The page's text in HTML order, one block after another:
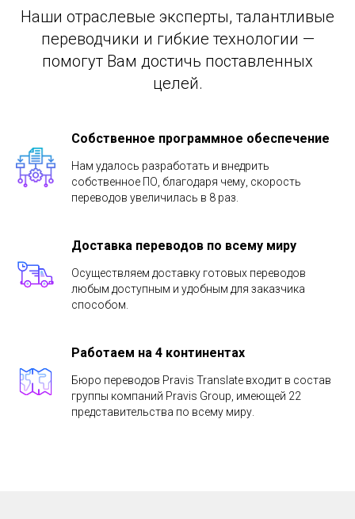
Наши отраслевые эксперты, талантливые
переводчики и гибкие технологии —
помогут Вам достичь поставленных
целей.
Собственное программное обеспечение
Нам удалось разработать и внедрить
собственное ПО, благодаря чему, скорость
переводов увеличилась в 8 раз.
Доставка переводов по всему миру
Осуществляем доставку готовых переводов
любым доступным и удобным для заказчика
способом.
Работаем на 4 континентах
Бюро переводов Pravis Translate входит в состав
группы компаний Pravis Group , имеющей 22
представительства по всему миру.